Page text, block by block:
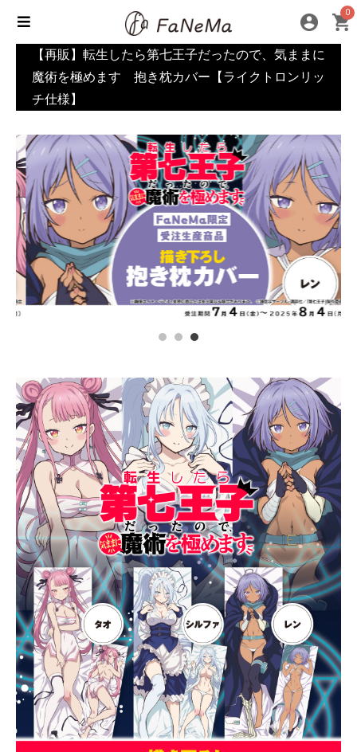
0
【再販】転生したら第七王子だったので、気ままに
魔術を極めます 抱き枕カバー【ライクトロンリッ
チ仕様】